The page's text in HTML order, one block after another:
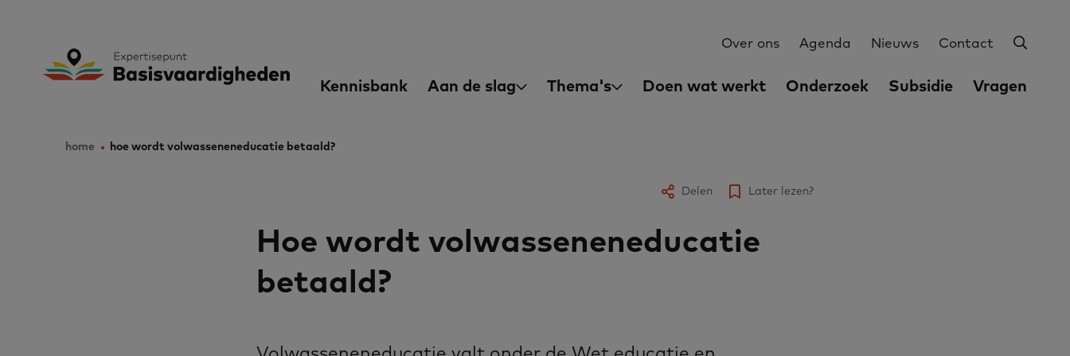
main
Expertisepunt Basisvaardigheden
Utilities
Over ons Agenda Nieuws Contact
Main
Kennisbank Aan de slag Thema's Doen wat werkt Onderzoek Subsidie Vragen
Breadcrumb
home hoe wordt volwasseneneducatie betaald?
Delen Later lezen?
Hoe wordt volwasseneneducatie
betaald?